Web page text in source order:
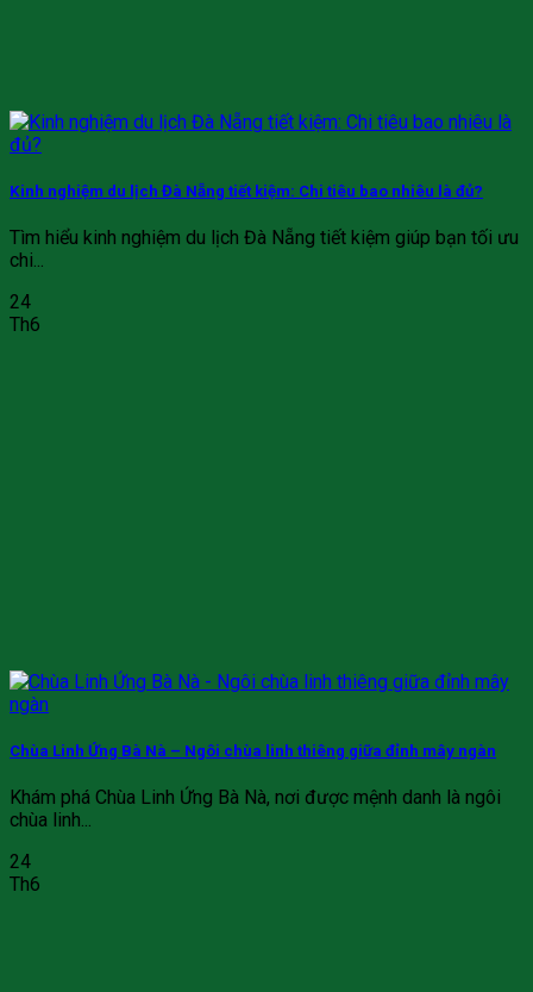
Kinh nghiệm du lịch Đà Nẵng tiết kiệm: Chi tiêu bao nhiêu là đủ?
Tìm hiểu kinh nghiệm du lịch Đà Nẵng tiết kiệm giúp bạn tối ưu
chi...
24
Th6
Chùa Linh Ứng Bà Nà – Ngôi chùa linh thiêng giữa đỉnh mây ngàn
Khám phá Chùa Linh Ứng Bà Nà, nơi được mệnh danh là ngôi
chùa linh...
24
Th6